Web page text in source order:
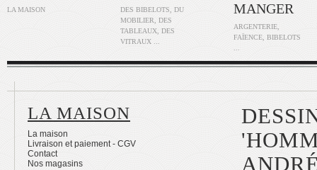
LA MAISON
DES BIBELOTS, DU
MOBILIER, DES
TABLEAUX, DES
VITRAUX ...
MANGER
ARGENTERIE,
FAÏENCE, BIBELOTS
LA MAISON
La maison
Livraison et paiement - CGV
Contact
Nos magasins